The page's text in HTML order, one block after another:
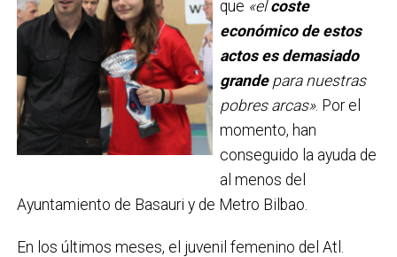
que «elcoste
económico de estos
actos es demasiado
grandepara nuestras
pobres arcas». Por el
momento, han
conseguido la ayuda de
al menos del
Ayuntamiento de Basauri y de Metro Bilbao.
En los últimos meses, el juvenil femenino del Atl.